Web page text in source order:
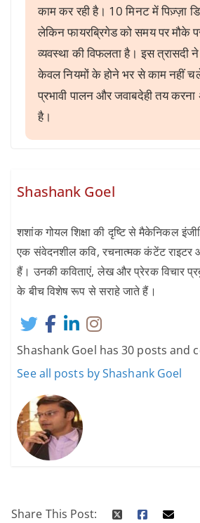
काम कर रही है। 10 मिनट में पिज़्ज़ा
लेकिन फायरब्रिगेड को समय पर मौके
व्यवस्था की विफलता है। इस त्रासदी
केवल नियमों के होने भर से काम नहीं
प्रभावी पालन और जवाबदेही तय
है।
Shashank Goel
शशांक गोयल शिक्षा की दृष्टि से मैकेनिकल
एक संवेदनशील कवि, रचनात्मक कंटेंट
हैं। उनकी कविताएं, लेख और प्रेरक विचार
के बीच विशेष रूप से सराहे जाते हैं।
Shashank Goel has 30 posts and
See all posts by Shashank Goel
Share This Post: